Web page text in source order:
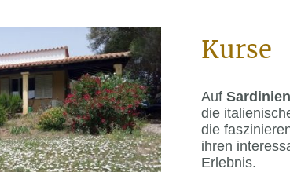
Kurse
Auf Sardinien
die
die
ihren
Erlebnis.